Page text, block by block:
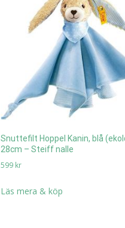
Snuttefilt Hoppel Kanin, blå
28cm – Steiff nalle
599 kr
Läs mera & köp